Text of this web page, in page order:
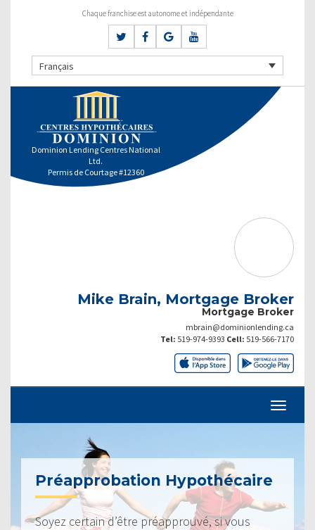
Chaque franchise est autonome et indépendante
Français
Dominion Lending Centres National
Ltd.
Permis de Courtage #12360
Mike Brain, Mortgage Broker
Mortgage Broker
mbrain@dominionlending.ca
Tel: 519-974-9393 Cell: 519-566-7170
Préapprobation Hypothécaire
Soyez certain d’être préapprouvé, si vous